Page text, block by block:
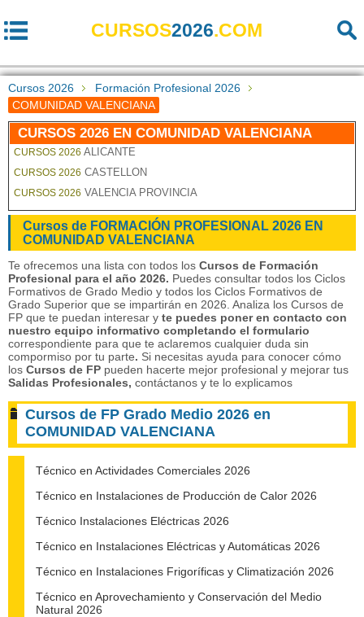
CURSOS2026.COM
Cursos 2026
Formación Profesional 2026
COMUNIDAD VALENCIANA
CURSOS 2026 EN COMUNIDAD VALENCIANA
CURSOS 2026 ALICANTE
CURSOS 2026 CASTELLON
CURSOS 2026 VALENCIA PROVINCIA
Cursos de FORMACIÓN PROFESIONAL 2026 EN
COMUNIDAD VALENCIANA
Te ofrecemos una lista con todos los Cursos de Formación
Profesional para el año 2026. Puedes consultar todos los Ciclos
Formativos de Grado Medio y todos los Ciclos Formativos de
Grado Superior que se impartirán en 2026. Analiza los Cursos de
FP que te puedan interesar y te puedes poner en contacto con
nuestro equipo informativo completando el formulario
correspondiente para que te aclaremos cualquier duda sin
compormiso por tu parte. Si necesitas ayuda para conocer cómo
los Cursos de FP pueden hacerte mejor profesional y mejorar tus
Salidas Profesionales, contáctanos y te lo explicamos
Cursos de FP Grado Medio 2026 en
COMUNIDAD VALENCIANA
Técnico en Actividades Comerciales 2026
Técnico en Instalaciones de Producción de Calor 2026
Técnico Instalaciones Eléctricas 2026
Técnico en Instalaciones Eléctricas y Automáticas 2026
Técnico en Instalaciones Frigoríficas y Climatización 2026
Técnico en Aprovechamiento y Conservación del Medio
Natural 2026